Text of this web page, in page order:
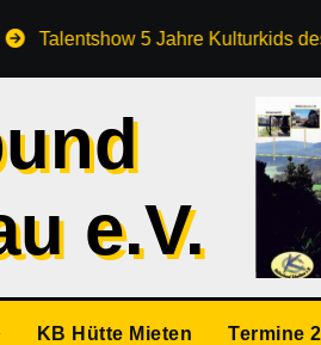
5 Jahre Kulturkids des
e.V.
KB Hütte Mieten Termine